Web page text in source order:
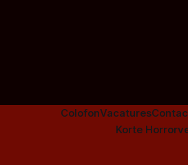
ColofonVacatures
Korte